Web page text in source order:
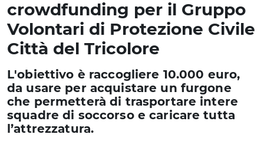
crowdfunding per il Gruppo
Volontari di Protezione Civile
Città del Tricolore
L'obiettivo è raccogliere 10.000 euro,
da usare per acquistare un furgone
che permetterà di trasportare intere
squadre di soccorso e caricare tutta
l’attrezzatura.